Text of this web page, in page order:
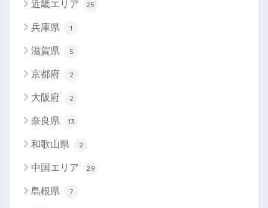
近畿エリア 25
兵庫県 1
滋賀県 5
京都府 2
大阪府 2
奈良県 13
和歌山県 2
中国エリア 29
島根県 7